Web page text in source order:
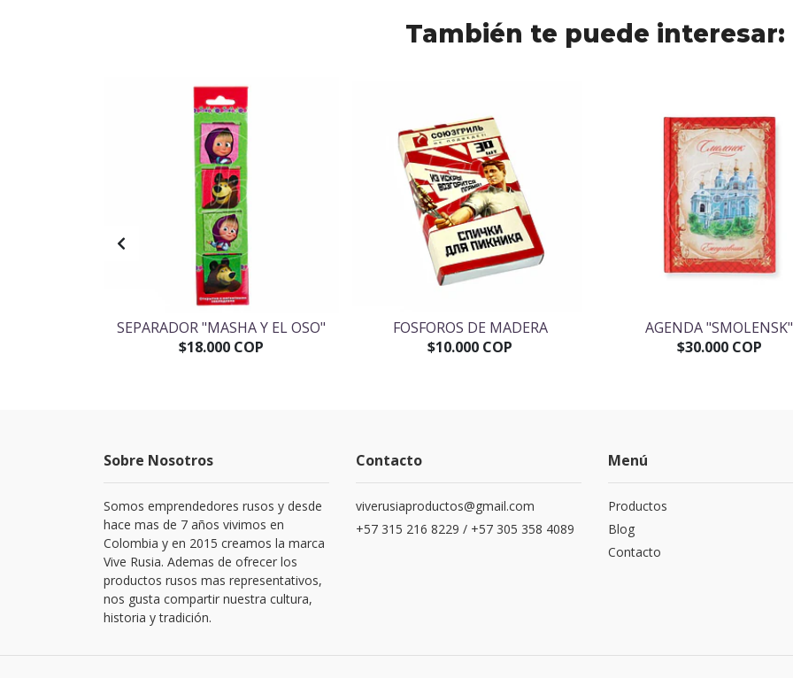
También te puede interesar:
SEPARADOR "MASHA Y EL OSO"
$18.000 COP
FOSFOROS DE MADERA
$10.000 COP
AGENDA "SMOLENSK"
$30.000 COP
Sobre Nosotros
Somos emprendedores rusos y desde
hace mas de 7 años vivimos en
Colombia y en 2015 creamos la marca
Vive Rusia. Ademas de ofrecer los
productos rusos mas representativos,
nos gusta compartir nuestra cultura,
historia y tradición.
Contacto
viverusiaproductos@gmail.com
+57 315 216 8229 / +57 305 358 4089
Menú
Productos
Blog
Contacto